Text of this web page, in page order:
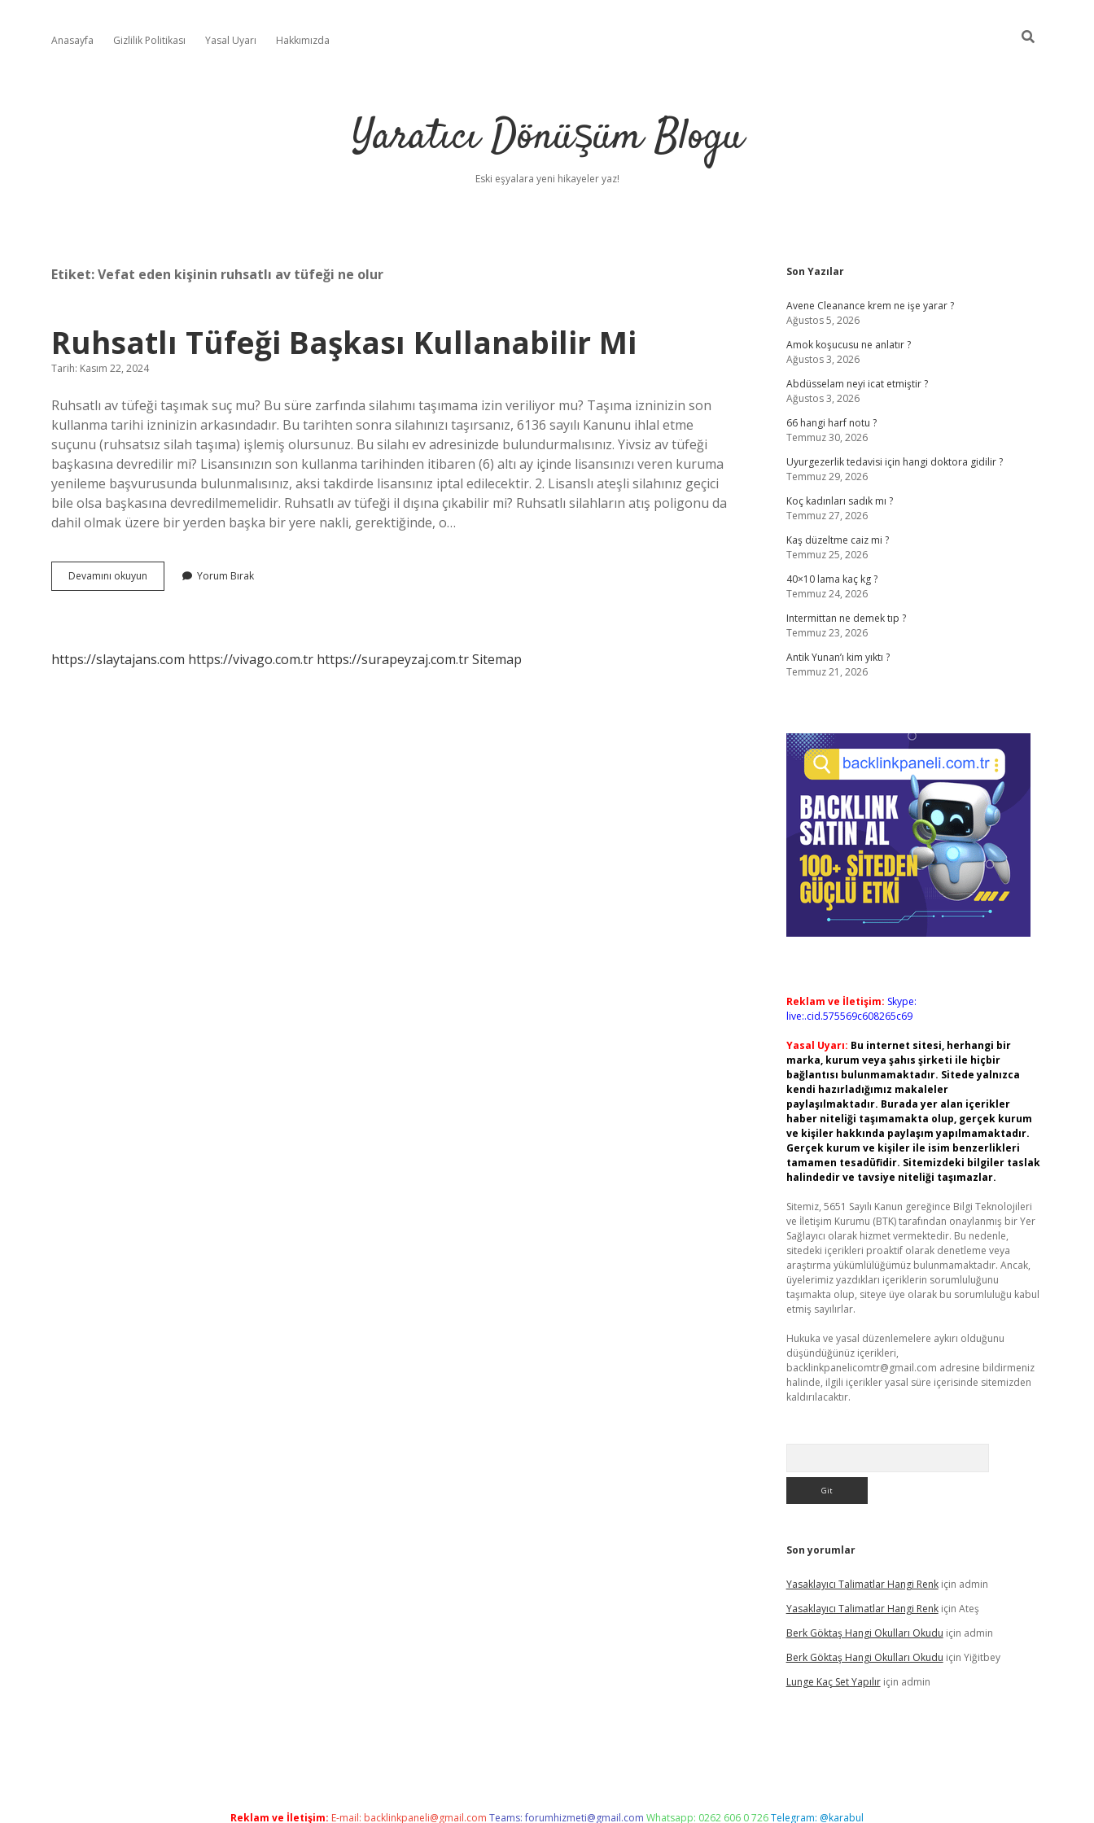
Anasayfa Gizlilik Politikası Yasal Uyarı Hakkımızda
Yaratıcı Dönüşüm Blogu
Eski eşyalara yeni hikayeler yaz!
Etiket:Vefat eden kişinin ruhsatlı av tüfeği ne olur
Ruhsatlı Tüfeği Başkası Kullanabilir Mi
Tarih: Kasım 22, 2024
Ruhsatlı av tüfeği taşımak suç mu? Bu süre zarfında silahımı taşımama izin veriliyor mu? Taşıma izninizin son
kullanma tarihi izninizin arkasındadır. Bu tarihten sonra silahınızı taşırsanız, 6136 sayılı Kanunu ihlal etme
suçunu (ruhsatsız silah taşıma) işlemiş olursunuz. Bu silahı ev adresinizde bulundurmalısınız. Yivsiz av tüfeği
başkasına devredilir mi? Lisansınızın son kullanma tarihinden itibaren (6) altı ay içinde lisansınızı veren kuruma
yenileme başvurusunda bulunmalısınız, aksi takdirde lisansınız iptal edilecektir. 2. Lisanslı ateşli silahınız geçici
bile olsa başkasına devredilmemelidir. Ruhsatlı av tüfeği il dışına çıkabilir mi? Ruhsatlı silahların atış poligonu da
dahil olmak üzere bir yerden başka bir yere nakli, gerektiğinde, o…
Devamını okuyun
Tüfeği
Yorum Bırak
https://slaytajans.com https://vivago.com.tr https://surapeyzaj.com.trSitemap
Sidebar
Son Yazılar
Avene Cleanance krem ne işe yarar ?
Ağustos 5, 2026
Amok koşucusu ne anlatır ?
Ağustos 3, 2026
Abdüsselam neyi icat etmiştir ?
Ağustos 3, 2026
66 hangi harf notu ?
Temmuz 30, 2026
Uyurgezerlik tedavisi için hangi doktora gidilir ?
Temmuz 29, 2026
Koç kadınları sadık mı ?
Temmuz 27, 2026
Kaş düzeltme caiz mi ?
Temmuz 25, 2026
40×10 lama kaç kg ?
Temmuz 24, 2026
Intermittan ne demek tıp ?
Temmuz 23, 2026
Antik Yunan’ı kim yıktı ?
Temmuz 21, 2026
Reklam ve İletişim: Skype:
live:.cid.575569c608265c69
Yasal Uyarı: Bu internet sitesi, herhangi bir
marka, kurum veya şahıs şirketi ile hiçbir
bağlantısı bulunmamaktadır. Sitede yalnızca
kendi hazırladığımız makaleler
paylaşılmaktadır. Burada yer alan içerikler
haber niteliği taşımamakta olup, gerçek kurum
ve kişiler hakkında paylaşım yapılmamaktadır.
Gerçek kurum ve kişiler ile isim benzerlikleri
tamamen tesadüfidir. Sitemizdeki bilgiler taslak
halindedir ve tavsiye niteliği taşımazlar.
Sitemiz, 5651 Sayılı Kanun gereğince Bilgi Teknolojileri
ve İletişim Kurumu (BTK) tarafından onaylanmış bir Yer
Sağlayıcı olarak hizmet vermektedir. Bu nedenle,
sitedeki içerikleri proaktif olarak denetleme veya
araştırma yükümlülüğümüz bulunmamaktadır. Ancak,
üyelerimiz yazdıkları içeriklerin sorumluluğunu
taşımakta olup, siteye üye olarak bu sorumluluğu kabul
etmiş sayılırlar.
Hukuka ve yasal düzenlemelere aykırı olduğunu
düşündüğünüz içerikleri,
backlinkpanelicomtr@gmail.com adresine bildirmeniz
halinde, ilgili içerikler yasal süre içerisinde sitemizden
kaldırılacaktır.
Son yorumlar
Yasaklayıcı Talimatlar Hangi Renkiçin admin
Yasaklayıcı Talimatlar Hangi Renkiçin Ateş
Berk Göktaş Hangi Okulları Okudu için admin
Berk Göktaş Hangi Okulları Okudu için Yiğitbey
Lunge Kaç Set Yapılıriçin admin
Reklam ve İletişim: E-mail: backlinkpaneli@gmail.com Teams:forumhizmeti@gmail.com Whatsapp: 0262 606 0 726Telegram: @karabul